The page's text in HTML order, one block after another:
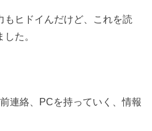
もヒドイんだけど、これを読
た。
連絡、PCを持っていく、情報